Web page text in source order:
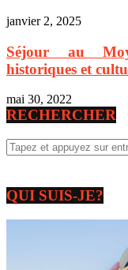
janvier 2, 2025
Séjour au
historiques et
mai 30, 2022
RECHERCHER
QUI SUIS-JE?